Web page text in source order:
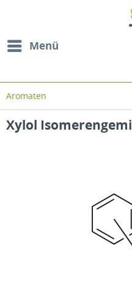
Menü
Aromaten
Xylol